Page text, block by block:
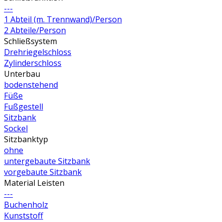
---
1 Abteil (m. Trennwand)/Person
2 Abteile/Person
Schließsystem
Drehriegelschloss
Zylinderschloss
Unterbau
bodenstehend
Füße
Fußgestell
Sitzbank
Sockel
Sitzbanktyp
ohne
untergebaute Sitzbank
vorgebaute Sitzbank
Material Leisten
---
Buchenholz
Kunststoff